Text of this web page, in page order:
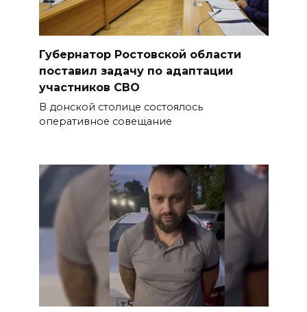
Губернатор Ростовской области
поставил задачу по адаптации
участников СВО
В донской столице состоялось
оперативное совещание